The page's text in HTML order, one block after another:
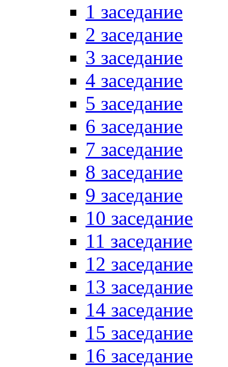
1 заседание
2 заседание
3 заседание
4 заседание
5 заседание
6 заседание
7 заседание
8 заседание
9 заседание
10 заседание
11 заседание
12 заседание
13 заседание
14 заседание
15 заседание
16 заседание